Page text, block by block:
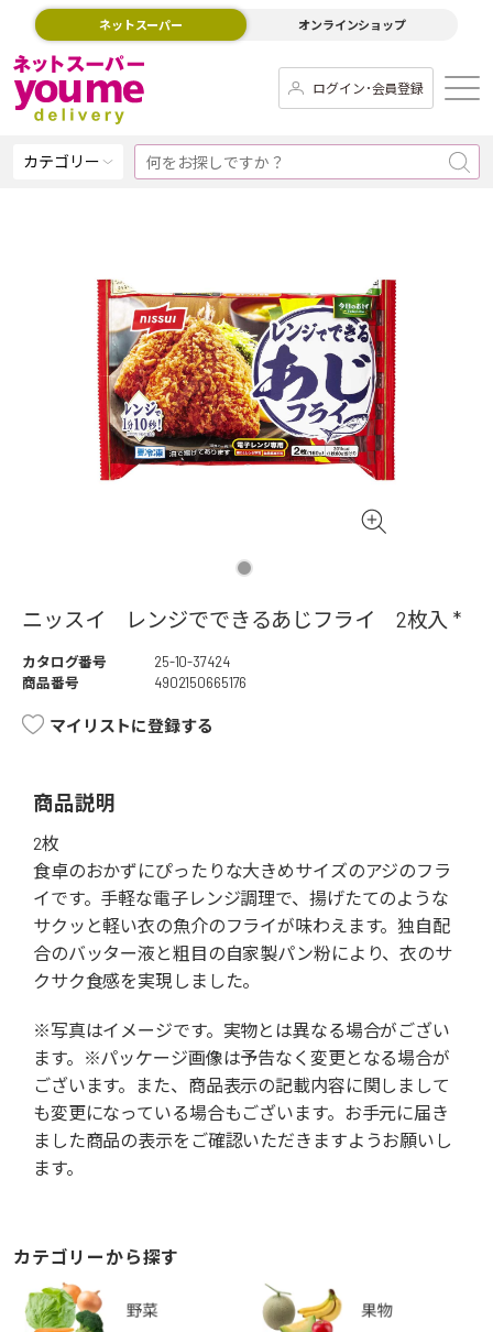
ネットスーパー オンラインショップ
ログイン･会員登録
カテゴリー
ニッスイ レンジでできるあじフライ 2枚入 *
カタログ番号
25-10-37424
商品番号
4902150665176
マイリストに登録する
商品説明
2枚
食卓のおかずにぴったりな大きめサイズのアジのフラ
イです。手軽な電子レンジ調理で、揚げたてのような
サクッと軽い衣の魚介のフライが味わえます。独自配
合のバッター液と粗目の自家製パン粉により、衣のサ
クサク食感を実現しました。
※写真はイメージです。実物とは異なる場合がござい
ます。※パッケージ画像は予告なく変更となる場合が
ございます。また、商品表示の記載内容に関しまして
も変更になっている場合もございます。お手元に届き
ました商品の表示をご確認いただきますようお願いし
ます。
カテゴリーから探す